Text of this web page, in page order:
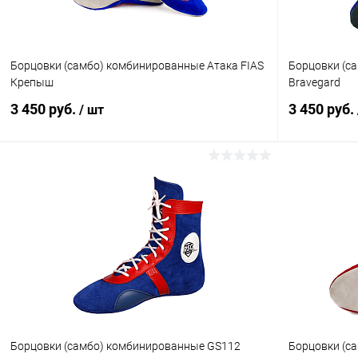
Борцовки (самбо) комбинированные Атака FIAS
Крепыш
3 450 руб. / шт
В корзину
Сравнение
В наличии
Размер обуви (RUS) :
синий/красный
Борцовки
Bravegard
3 450 руб.
Размер
красный/
Борцовки (самбо) комбинированные GS112
Борцовки